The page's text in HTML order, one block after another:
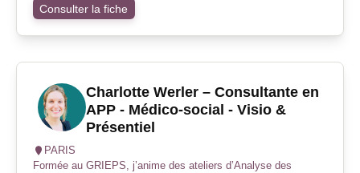
Consulter la fiche
Charlotte Werler – Consultante en
APP - Médico-social - Visio &
Présentiel
PARIS
Formée au GRIEPS, j’anime des ateliers d’Analyse des